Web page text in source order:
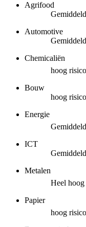
Agrifood
Automotive
Chemicaliën
hoog risico
Bouw
hoog risico
Energie
ICT
Metalen
Heel
Papier
hoog risico